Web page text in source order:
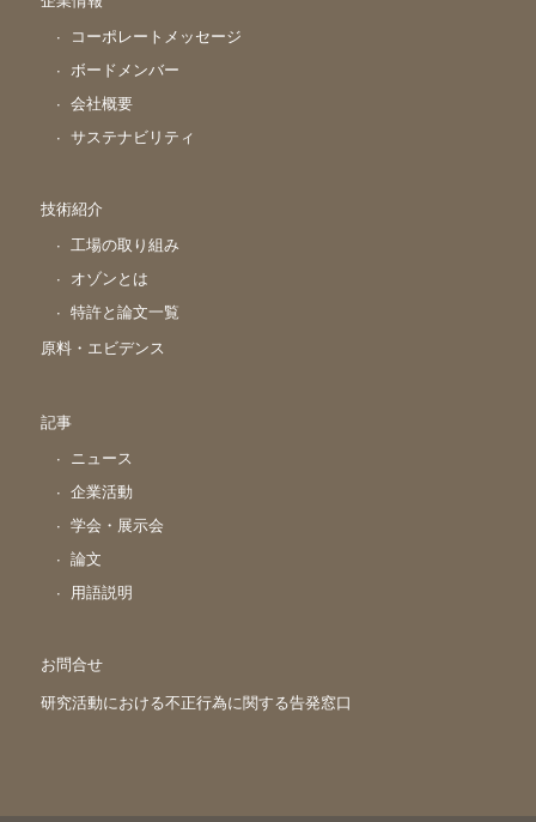
コーポレートメッセージ
ボードメンバー
会社概要
サステナビリティ
技術紹介
工場の取り組み
オゾンとは
特許と論文一覧
原料・エビデンス
記事
ニュース
企業活動
学会・展示会
論文
用語説明
お問合せ
研究活動における不正行為に関する告発窓口